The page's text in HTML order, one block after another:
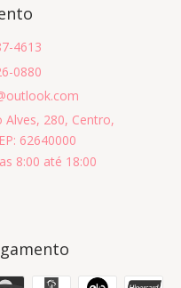
4613
0880
Alves, 280, Centro,
62640000
8:00 até 18:00